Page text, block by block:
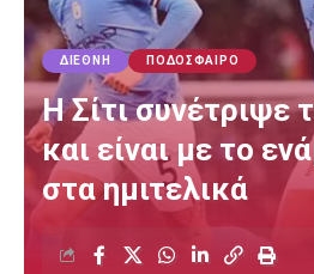
ΔΙΕΘΝΉ ΠΟΔΌΣΦΑΙΡΟ
Η Σίτι συνέτριψε
και είναι με το
στα ημιτελικά